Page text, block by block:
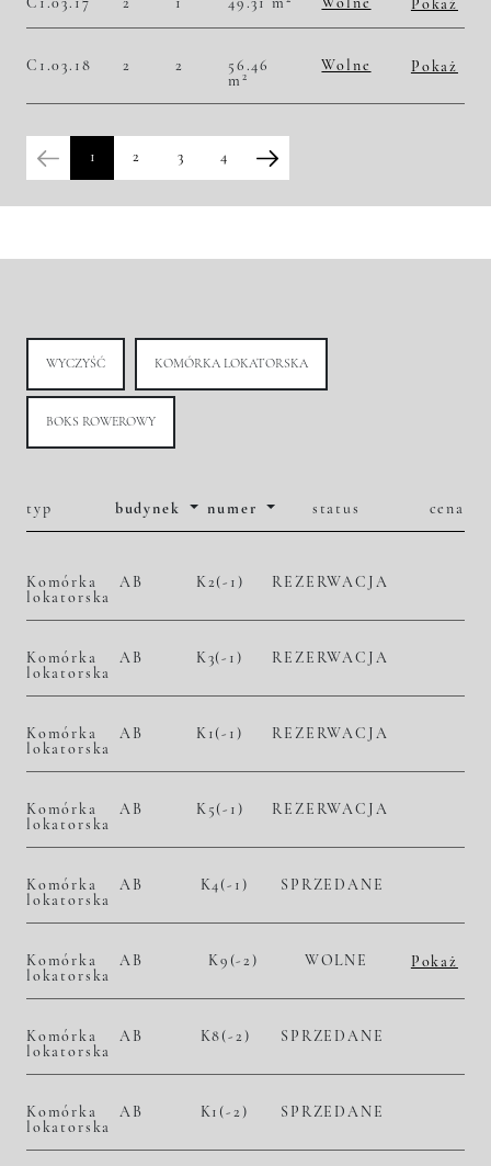
C1.03.17 2 1 49.31 m Wolne
Pokaż
C1.03.18 2 2
56.46
m 2
Wolne
Pokaż
1 2 3 4
WYCZYŚĆ KOMÓRKA LOKATORSKA
BOKS ROWEROWY
typ budynek numer status cena
Komórka
lokatorska
AB K2(-1) REZERWACJA
Komórka
lokatorska
AB K3(-1) REZERWACJA
Komórka
lokatorska
AB K1(-1) REZERWACJA
Komórka
lokatorska
AB K5(-1) REZERWACJA
Komórka
lokatorska
AB K4(-1) SPRZEDANE
Komórka
lokatorska
AB K9(-2) WOLNE
Pokaż
Komórka
lokatorska
AB K8(-2) SPRZEDANE
Komórka
lokatorska
AB K1(-2) SPRZEDANE